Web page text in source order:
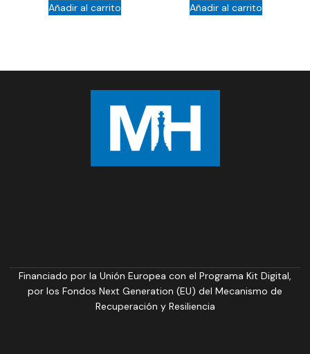
Añadir al carrito Añadir al carrito
Financiado por la Unión Europea con el Programa Kit Digital,
por los Fondos Next Generation (EU) del Mecanismo de
Recuperación y Resiliencia